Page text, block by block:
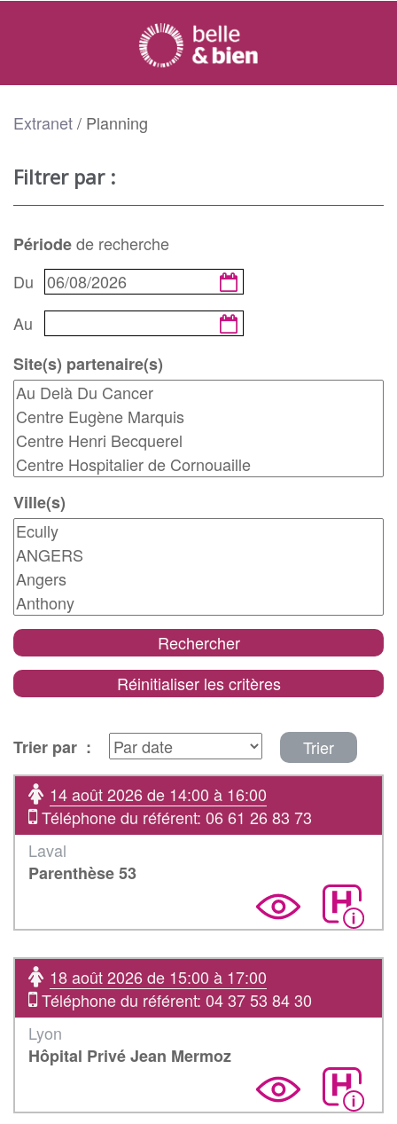
Extranet/ Planning
Filtrer par :
Périodede recherche
Du
Au
Site(s) partenaire(s)
Ville(s)
Rechercher
Réinitialiser les critères
Trier par : Trier
14 août 2026 de 14:00 à 16:00
Téléphone du référent: 06 61 26 83 73
Laval
Parenthèse 53
18 août 2026 de 15:00 à 17:00
Téléphone du référent: 04 37 53 84 30
Lyon
Hôpital Privé Jean Mermoz